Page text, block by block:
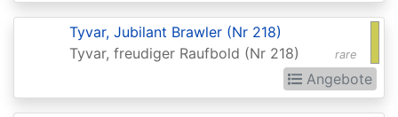
2020
2021
rare
Tyvar, Jubilant Brawler (Nr 218)
Tyvar, freudiger Raufbold (Nr 218)
Angebote